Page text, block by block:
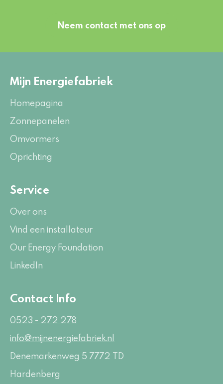
Neem contact met ons op
Mijn Energiefabriek
Homepagina
Zonnepanelen
Omvormers
Oprichting
Service
Over ons
Vind een installateur
Our Energy Foundation
LinkedIn
Contact Info
0523 - 272 278
info@mijnenergiefabriek.nl
Denemarkenweg 5 7772 TD
Hardenberg